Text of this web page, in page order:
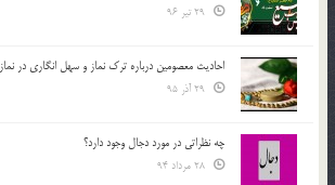
احادیث معصومین درباره ترک نماز و سهل انگاری در نماز
چه نظراتی در مورد دجال وجود دارد؟